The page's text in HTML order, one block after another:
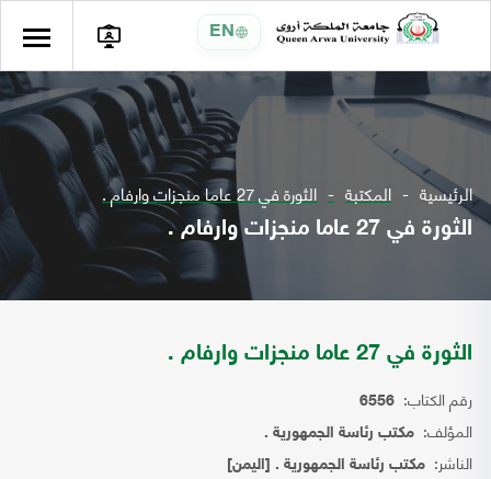
EN
الرئيسية المكتبة الثورة في 27 عاما منجزات وارفام .
الثورة في 27 عاما منجزات وارفام .
الثورة في 27 عاما منجزات وارفام .
رقم الكتاب: 6556
المؤلف: مكتب رئاسة الجمهورية .
الناشر: مكتب رئاسة الجمهورية . [اليمن]